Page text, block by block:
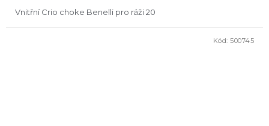
Vnitřní Crio choke Benelli pro ráži 20
Kód: 500745